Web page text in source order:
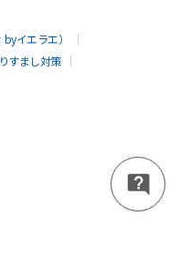
イエラエ）
すまし対策